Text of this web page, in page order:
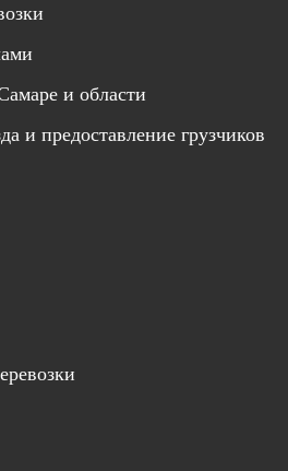
и области
и предоставление грузчиков